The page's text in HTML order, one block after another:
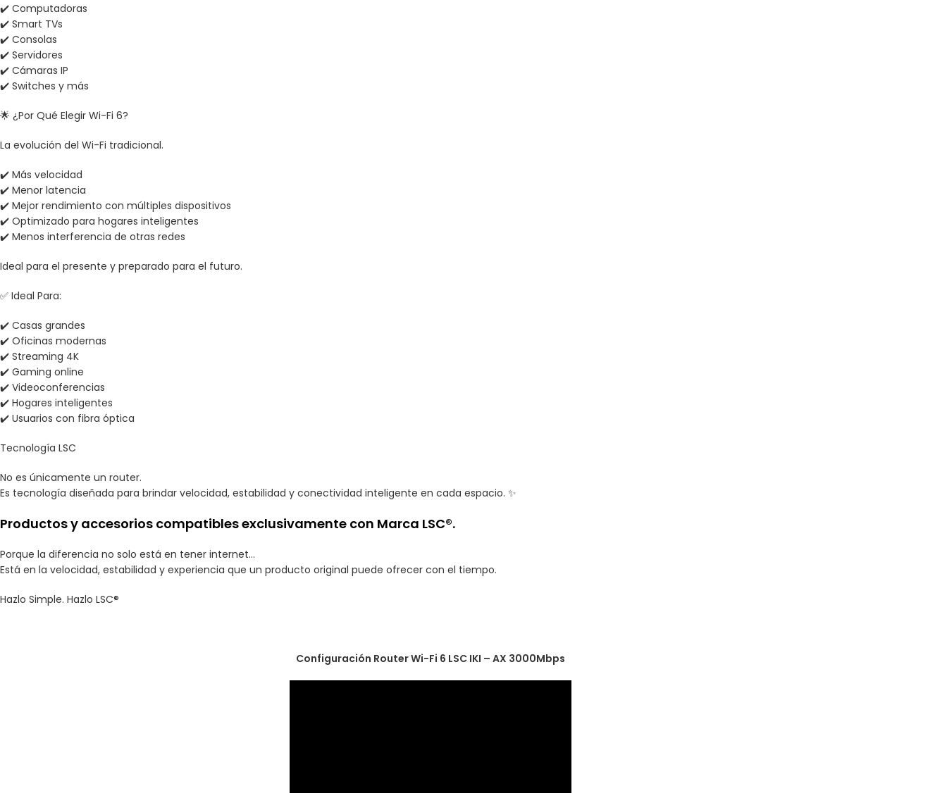
✔️ Computadoras
✔️ Smart TVs
✔️ Consolas
✔️ Servidores
✔️ Cámaras IP
✔️ Switches y más
🌟 ¿Por Qué Elegir Wi-Fi 6?
La evolución del Wi-Fi tradicional.
✔️ Más velocidad
✔️ Menor latencia
✔️ Mejor rendimiento con múltiples dispositivos
✔️ Optimizado para hogares inteligentes
✔️ Menos interferencia de otras redes
Ideal para el presente y preparado para el futuro.
✅ Ideal Para:
✔️ Casas grandes
✔️ Oficinas modernas
✔️ Streaming 4K
✔️ Gaming online
✔️ Videoconferencias
✔️ Hogares inteligentes
✔️ Usuarios con fibra óptica
Tecnología LSC
No es únicamente un router.
Es tecnología diseñada para brindar velocidad, estabilidad y conectividad inteligente en cada espacio. ✨
Productos y accesorios compatibles exclusivamente con Marca LSC®.
Porque la diferencia no solo está en tener internet…
Está en la velocidad, estabilidad y experiencia que un producto original puede ofrecer con el tiempo.
Hazlo Simple. Hazlo LSC®
Configuración Router Wi-Fi 6 LSC IKI – AX 3000Mbps